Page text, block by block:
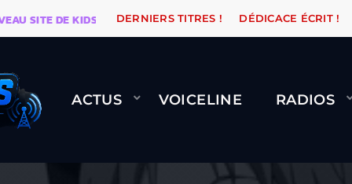
SITE DE KIDSUNE WARÉTRO ORANGE ROAD
DERNIERS TITRES ! DÉDICACE ÉCRIT !
ACTUS VOICELINE RADIOS